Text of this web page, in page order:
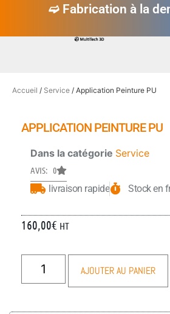
➫ Fabrication à la
Accueil / Service / Application Peinture PU
APPLICATION PEINTURE PU
Dans la catégorie Service
AVIS: 0
livraison rapide Stock en
160,00€ HT
AJOUTER AU PANIER